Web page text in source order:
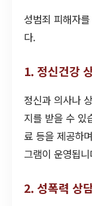
성범죄 피해자
다.
1. 정신건강
정신과 의사나
지를 받을 수 있
료 등을 제공하
그램이 운영됩
2. 성폭력 상